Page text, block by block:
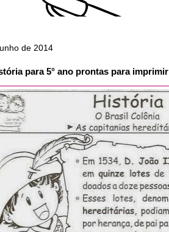
de 2014
para 5° ano prontas para imprimir